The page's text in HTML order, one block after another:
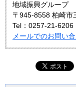
地域振興グループ
〒945-8558 柏崎市
Tel：0257-21-6206
メールでのお問い